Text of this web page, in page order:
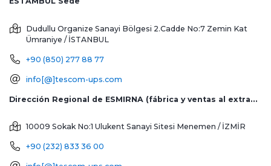
Dudullu Organize Sanayi Bölgesi 2.Cadde No:7 Zemin Kat
Ümraniye / İSTANBUL
+90 (850) 277 88 77
info[@]tescom-ups.com
Dirección Regional de ESMIRNA (fábrica y ventas al extranjero)
10009 Sokak No:1 Ulukent Sanayi Sitesi Menemen / İZMİR
+90 (232) 833 36 00